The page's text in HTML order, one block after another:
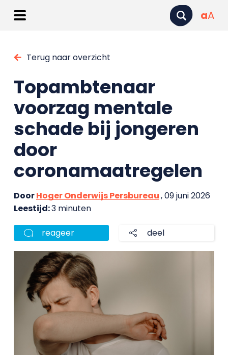
aA
Terug naar overzicht
Topambtenaar
voorzag mentale
schade bij jongeren
door
coronamaatregelen
DoorHoger Onderwijs Persbureau, 09 juni 2026
Leestijd:3 minuten
reageer deel